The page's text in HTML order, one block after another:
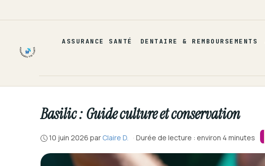
au
ASSURANCE SANTÉ DENTAIRE & REMBOURSEMENTS
Basilic : Guide culture et conservation
10 juin 2026 par Claire D. · Durée de lecture : environ 4 minutes